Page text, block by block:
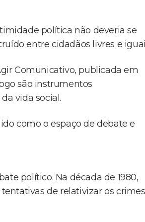
política não deveria se
entre cidadãos livres e
Comunicativo, publicada em
são instrumentos
vida social.
como o espaço de debate e
político. Na década de 1980,
de relativizar os crimes